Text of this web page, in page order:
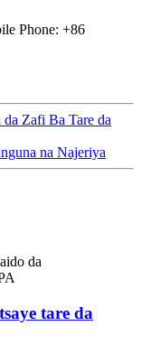
Phone: +86
Zafi Ba Tare da
na Najeriya
tare da